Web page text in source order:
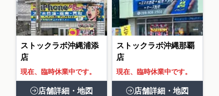
ストックラボ沖縄浦添
店
現在、臨時休業中です。
店舗詳細・地図
ストックラボ沖縄那覇
店
現在、臨時休業中です。
店舗詳細・地図